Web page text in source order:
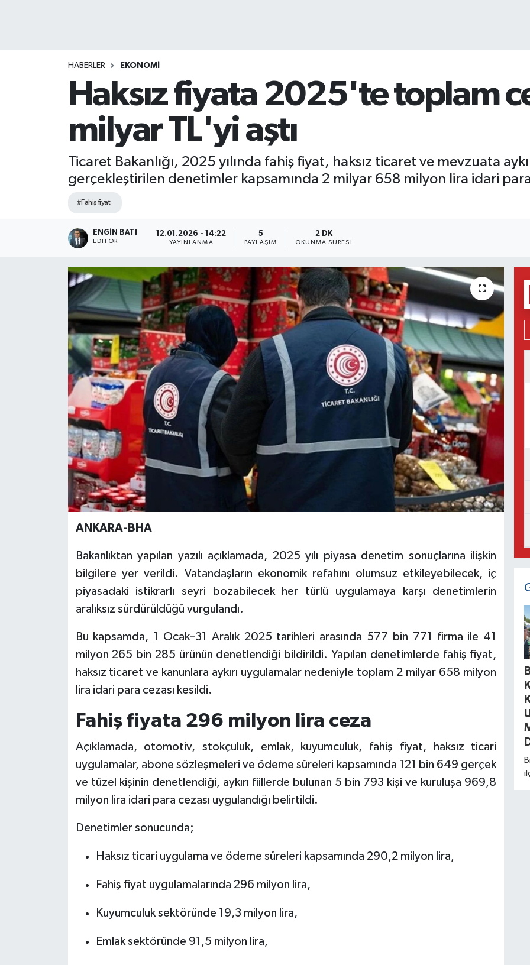
HABERLER EKONOMİ
Haksız fiyata 2025'te toplam
milyar TL'yi aştı
Ticaret Bakanlığı, 2025 yılında fahiş fiyat, haksız ticaret ve mevzuata
gerçekleştirilen denetimler kapsamında 2 milyar 658 milyon lira idari para
#Fahiş fiyat
ENGIN BATI
EDITÖR
12.01.2026 - 14:22
YAYINLANMA
5
PAYLAŞIM
2 DK
OKUNMA SÜRESI
ANKARA-BHA
Bakanlıktan yapılan yazılı açıklamada, 2025 yılı piyasa denetim sonuçlarına ilişkin
bilgilere yer verildi. Vatandaşların ekonomik refahını olumsuz etkileyebilecek, iç
piyasadaki istikrarlı seyri bozabilecek her türlü uygulamaya karşı denetimlerin
aralıksız sürdürüldüğü vurgulandı.
Bu kapsamda, 1 Ocak–31 Aralık 2025 tarihleri arasında 577 bin 771 firma ile 41
milyon 265 bin 285 ürünün denetlendiği bildirildi. Yapılan denetimlerde fahiş fiyat,
haksız ticaret ve kanunlara aykırı uygulamalar nedeniyle toplam 2 milyar 658 milyon
lira idari para cezası kesildi.
Fahiş fiyata 296 milyon lira ceza
Açıklamada, otomotiv, stokçuluk, emlak, kuyumculuk, fahiş fiyat, haksız ticari
uygulamalar, abone sözleşmeleri ve ödeme süreleri kapsamında 121 bin 649 gerçek
ve tüzel kişinin denetlendiği, aykırı fiillerde bulunan 5 bin 793 kişi ve kuruluşa 969,8
milyon lira idari para cezası uygulandığı belirtildi.
Denetimler sonucunda;
Haksız ticari uygulama ve ödeme süreleri kapsamında 290,2 milyon lira,
Fahiş fiyat uygulamalarında 296 milyon lira,
Kuyumculuk sektöründe 19,3 milyon lira,
Emlak sektöründe 91,5 milyon lira,